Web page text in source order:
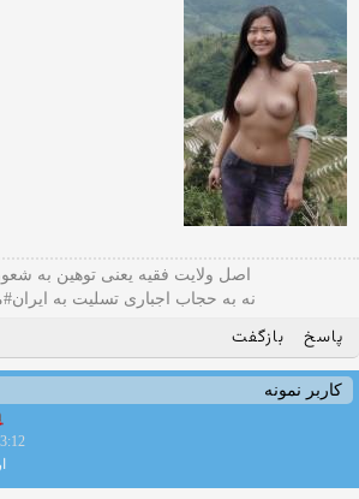
اصل ولایت فقیه یعنی‌ توهین به
نه به حجاب اجباری تسلیت به
پاسخ بازگفت
کاربر نمونه